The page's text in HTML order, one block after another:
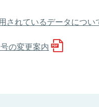
されているデータについ
の変更案内